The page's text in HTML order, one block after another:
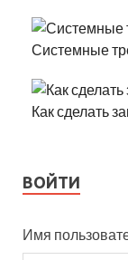
Системные
Как сделать
ВОЙТИ
Имя